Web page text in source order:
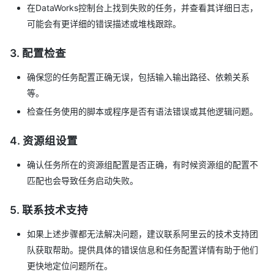
在DataWorks控制台上找到失败的任务，并查看其详细日志，
可能会有更详细的错误描述或堆栈跟踪。
3. 配置检查
确保您的任务配置正确无误，包括输入输出路径、依赖关系
等。
检查任务使用的脚本或程序是否有语法错误或其他逻辑问题。
4. 资源组设置
确认任务所在的资源组配置是否正确，有时候资源组的配置不
匹配也会导致任务启动失败。
5. 联系技术支持
如果上述步骤都无法解决问题，建议联系阿里云的技术支持团
队获取帮助。提供具体的错误信息和任务配置详情有助于他们
更快地定位问题所在。